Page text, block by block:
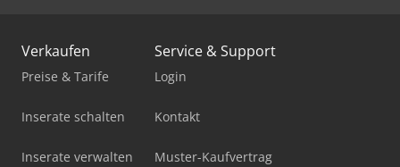
Verkaufen
Preise & Tarife
Inserate schalten
Inserate verwalten
Service & Support
Login
Kontakt
Muster-Kaufvertrag